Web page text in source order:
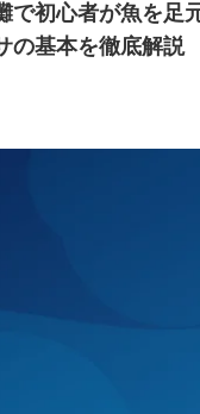
で初心者が魚を足
の基本を徹底解説